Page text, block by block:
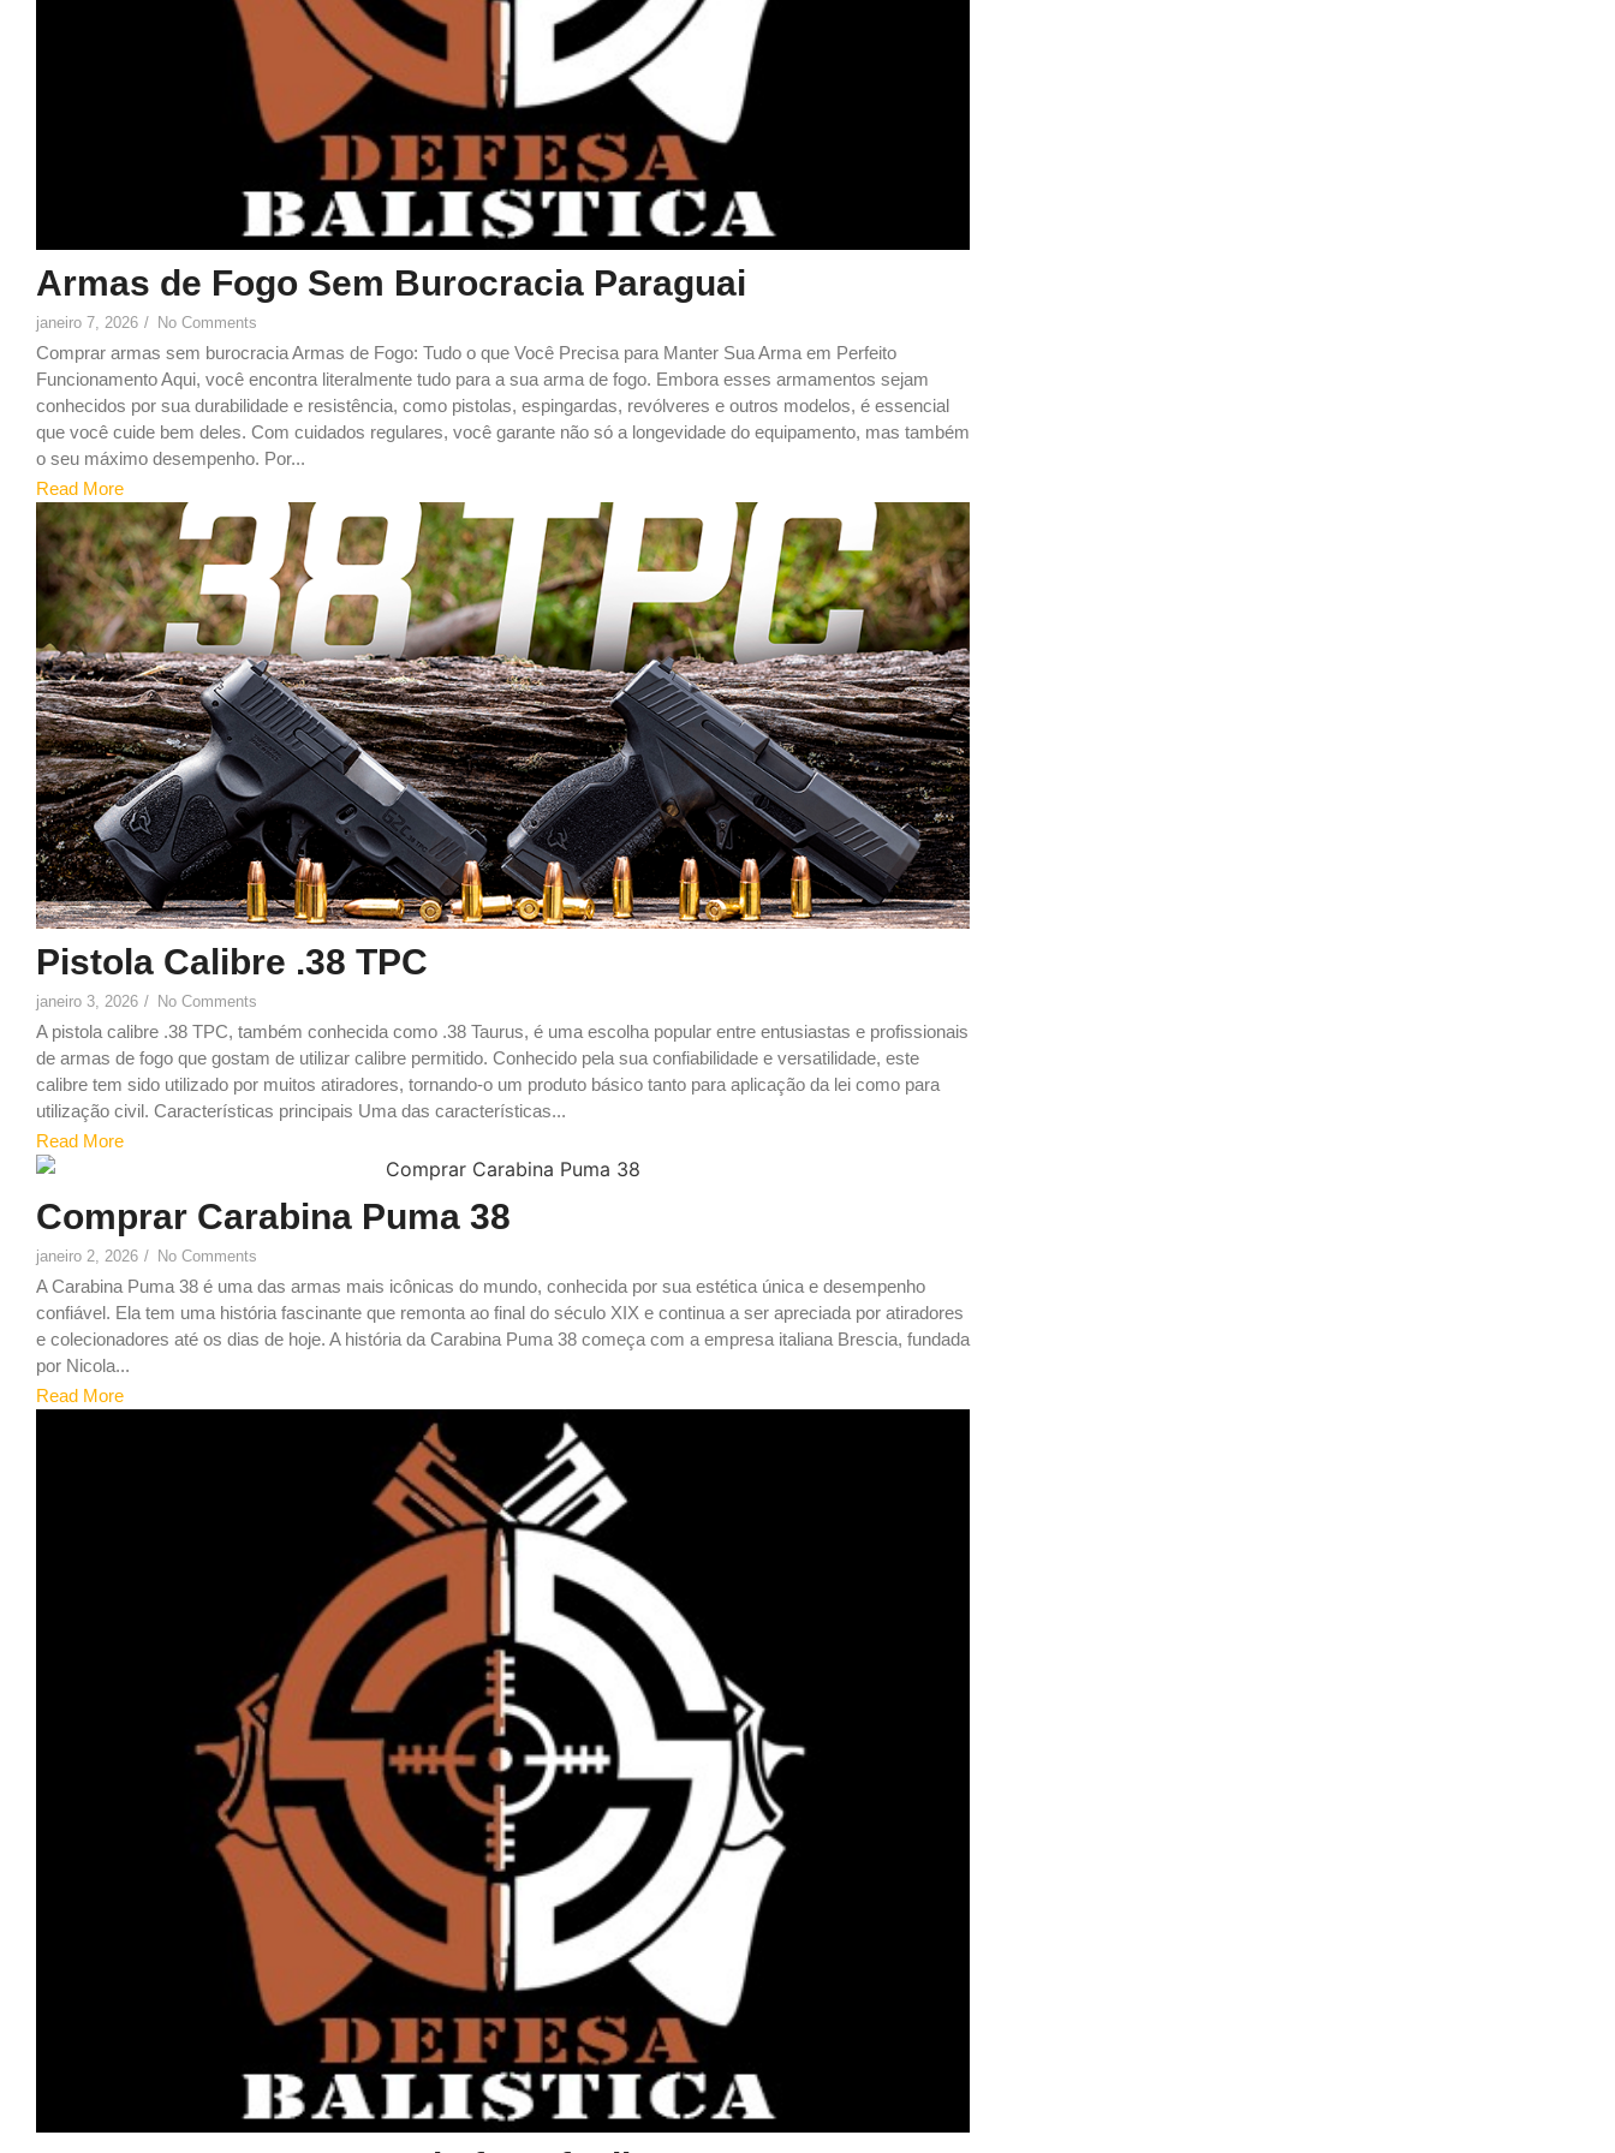
Armas de Fogo Sem Burocracia Paraguai
janeiro 7, 2026 / No Comments
Comprar armas sem burocracia Armas de Fogo: Tudo o que Você Precisa para Manter Sua Arma em Perfeito
Funcionamento Aqui, você encontra literalmente tudo para a sua arma de fogo. Embora esses armamentos sejam
conhecidos por sua durabilidade e resistência, como pistolas, espingardas, revólveres e outros modelos, é essencial
que você cuide bem deles. Com cuidados regulares, você garante não só a longevidade do equipamento, mas também
o seu máximo desempenho. Por...
Read More
7
Pistola Calibre .38 TPC
janeiro 3, 2026 / No Comments
A pistola calibre .38 TPC, também conhecida como .38 Taurus, é uma escolha popular entre entusiastas e profissionais
de armas de fogo que gostam de utilizar calibre permitido. Conhecido pela sua confiabilidade e versatilidade, este
calibre tem sido utilizado por muitos atiradores, tornando-o um produto básico tanto para aplicação da lei como para
utilização civil. Características principais Uma das características...
Read More
Comprar Carabina Puma 38
janeiro 2, 2026 / No Comments
A Carabina Puma 38 é uma das armas mais icônicas do mundo, conhecida por sua estética única e desempenho
confiável. Ela tem uma história fascinante que remonta ao final do século XIX e continua a ser apreciada por atiradores
e colecionadores até os dias de hoje. A história da Carabina Puma 38 começa com a empresa italiana Brescia, fundada
por Nicola...
Read More